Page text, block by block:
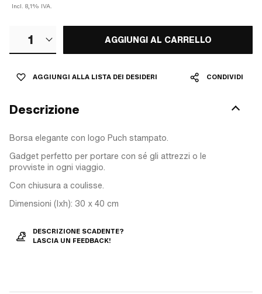
Incl. 8,1% IVA.
1 AGGIUNGI AL CARRELLO
AGGIUNGI ALLA LISTA DEI DESIDERI CONDIVIDI
Descrizione
Borsa elegante con logo Puch stampato.
Gadget perfetto per portare con sé gli attrezzi o le
provviste in ogni viaggio.
Con chiusura a coulisse.
Dimensioni (lxh): 30 x 40 cm
DESCRIZIONE SCADENTE?
LASCIA UN FEEDBACK!